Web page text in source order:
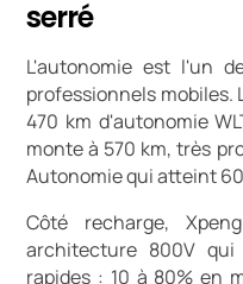
serré
L'autonomie est l'un
professionnels mobiles.
470 km d'autonomie
monte à 570 km, très
Autonomie qui atteint
Côté recharge,
architecture 800V
rapides : 10 à 80% en